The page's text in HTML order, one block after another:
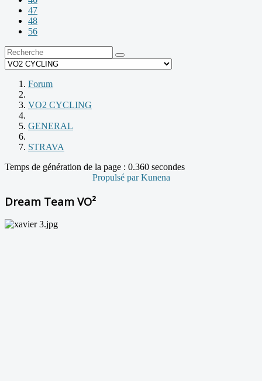
47
48
56
Forum
VO2 CYCLING
GENERAL
STRAVA
Temps de génération de la page : 0.360 secondes
Propulsé parKunena
Dream Team VO²